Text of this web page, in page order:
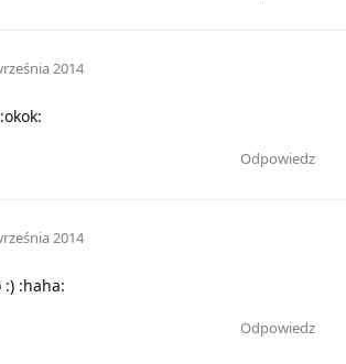
2014
Odpowiedz
2014
:haha:
Odpowiedz